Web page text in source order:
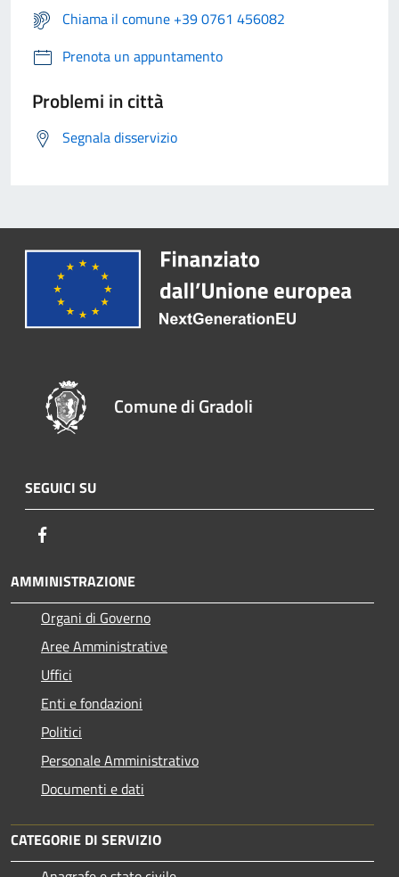
Chiama il comune +39 0761 456082
Prenota un appuntamento
Problemi in città
Segnala disservizio
Comune di Gradoli
SEGUICI SU
AMMINISTRAZIONE
Organi di Governo
Aree Amministrative
Uffici
Enti e fondazioni
Politici
Personale Amministrativo
Documenti e dati
CATEGORIE DI SERVIZIO